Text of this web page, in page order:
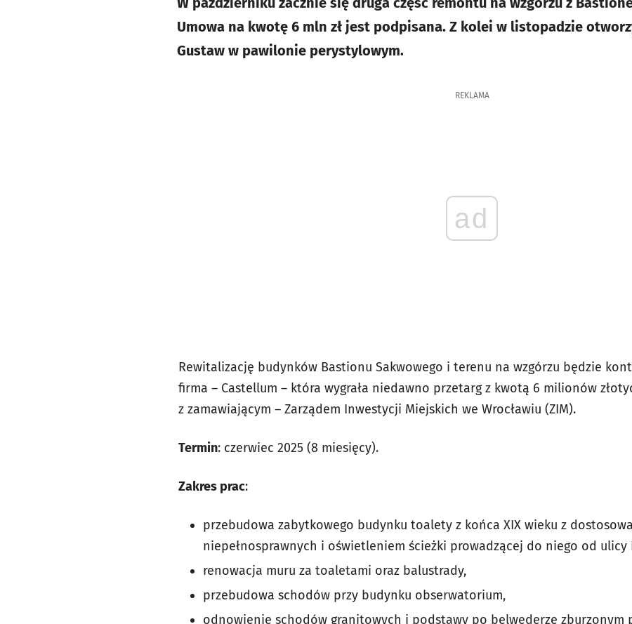
Umowa na kwotę 6 mln zł jest podpisana. Z kolei w listopadzie
Gustaw w pawilonie perystylowym.
REKLAMA
ad
Rewitalizację budynków Bastionu Sakwowego i terenu na wzgórzu będzie
firma – Castellum – która wygrała niedawno przetarg z kwotą 6 milionów
z zamawiającym – Zarządem Inwestycji Miejskich we Wrocławiu (ZIM).
Termin: czerwiec 2025 (8 miesięcy).
Zakres prac:
przebudowa zabytkowego budynku toalety z końca XIX wieku z
niepełnosprawnych i oświetleniem ścieżki prowadzącej do niego od ulicy
renowacja muru za toaletami oraz balustrady,
przebudowa schodów przy budynku obserwatorium,
odnowienie schodów granitowych i podstawy po belwederze zburzonym